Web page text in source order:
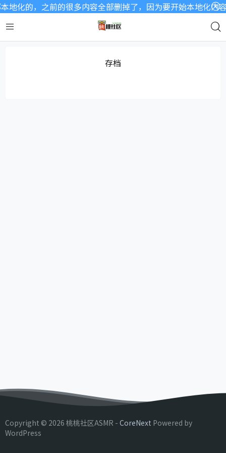
地化的，之前的很多内容全部删掉了，因为要开始本地化
存档
Copyright © 2026 桃桃社区ASMR - CoreNext Powered by
WordPress